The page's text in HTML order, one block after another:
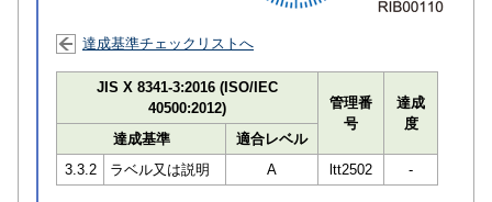
達成基準チェックリストへ
JIS X 8341-3:2016 (ISO/IEC
40500:2012)
管理番
号
達成
度
達成基準
適合レベル
3.3.2
ラベル又は説明 A ltt2502 -